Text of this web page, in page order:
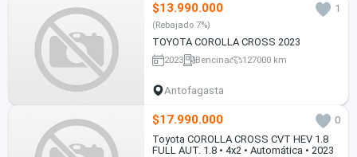
$13.990.000 1
(Rebajado 7%)
TOYOTA COROLLA CROSS 2023
2023 Bencina 127000 km
Antofagasta
$17.990.000
0
Toyota COROLLA CROSS CVT HEV 1.8
FULL AUT. 1.8 • 4x2 • Automática • 2023